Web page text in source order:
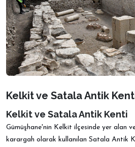
Kelkit ve Satala Antik
Kelkit ve Satala Antik Kenti
Gümüşhane'nin Kelkit ilçesinde yer alan
karargah olarak kullanılan Satala Antik